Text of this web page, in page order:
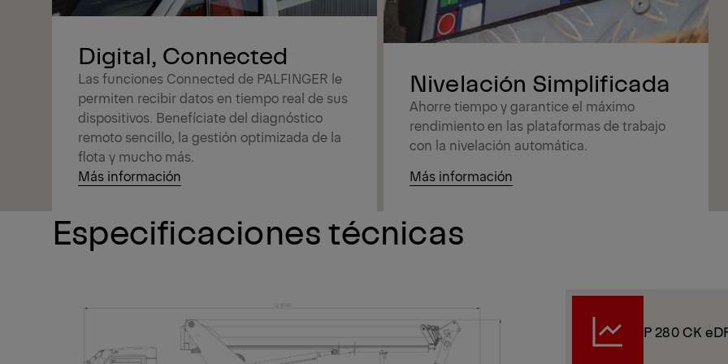
Digital, Connected
Las funciones Connected de PALFINGER le
permiten recibir datos en tiempo real de sus
dispositivos. Benefíciate del diagnóstico
remoto sencillo, la gestión optimizada de la
flota y mucho más.
Más información
Nivelación Simplificada
Ahorre tiempo y garantice el máximo
rendimiento en las plataformas de trabajo
con la nivelación automática.
Más información
Especificaciones técnicas
P 280 CK